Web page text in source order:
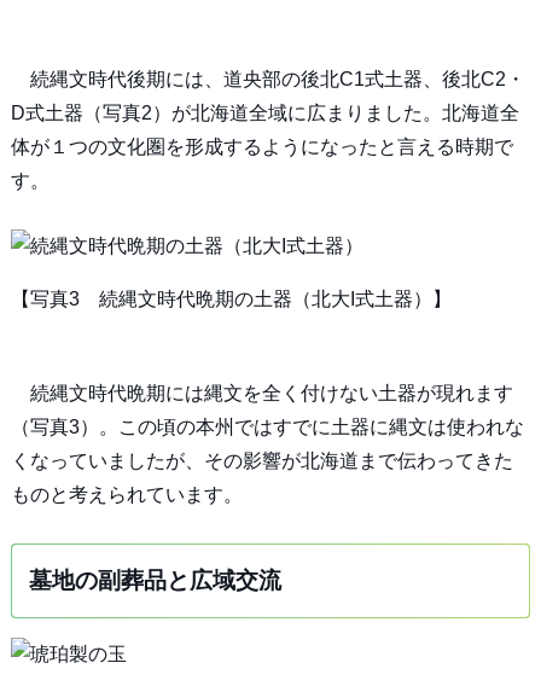
続縄文時代後期には、道央部の後北C1式土器、後北C2・
D式土器（写真2）が北海道全域に広まりました。北海道全
体が１つの文化圏を形成するようになったと言える時期で
す。
【写真3 続縄文時代晩期の土器（北大I式土器）】
続縄文時代晩期には縄文を全く付けない土器が現れます
（写真3）。この頃の本州ではすでに土器に縄文は使われな
くなっていましたが、その影響が北海道まで伝わってきた
ものと考えられています。
墓地の副葬品と広域交流